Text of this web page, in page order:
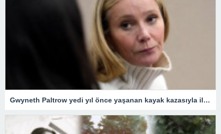
Gwyneth Paltrow yedi yıl önce yaşanan kayak kazasıyla ilgili mahkemeye çıktı; “kontrolden çıkarak birine çarpmakla” suçlanıyor